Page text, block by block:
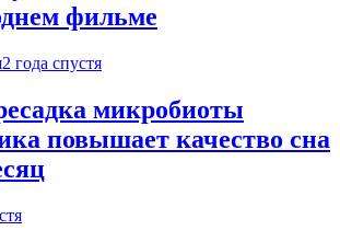
фильме
2 года спустя
микробиоты
повышает качество сна